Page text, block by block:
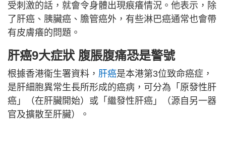
受刺激的話，就會令身體出現痕癢情況。他表示，除
了肝癌、胰臟癌、膽管癌外，有些淋巴癌通常也會帶
有皮膚癢的問題。
肝癌9大症狀 腹脹腹痛恐是警號
根據香港衞生署資料， 肝癌是本港第3位致命癌症，
是肝細胞異常生長所形成的癌病，可分為「原發性肝
癌」（在肝臟開始）或「繼發性肝癌」（源自另一器
官及擴散至肝臟）。